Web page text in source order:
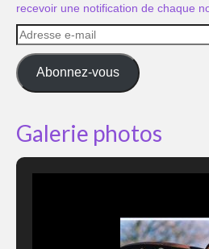
recevoir une notification de chaque
Adresse
e-
mail
Abonnez-vous
Galerie photos